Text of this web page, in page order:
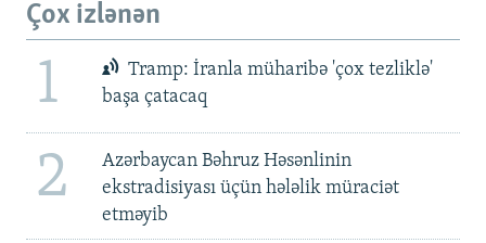
Çox izlənən
1
Tramp: İranla müharibə 'çox tezliklə'
başa çatacaq
2
Azərbaycan Bəhruz Həsənlinin
ekstradisiyası üçün hələlik müraciət
etməyib